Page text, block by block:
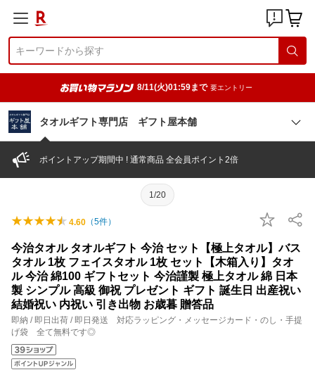
8/11(火)01:59まで 要エントリー
タオルギフト専門店 ギフト屋本舗
ポイントアップ期間中 ! 通常商品 全会員ポイント2倍
1/20
4.60 （5件）
今治タオル タオルギフト 今治 セット【極上タオル】バス
タオル 1枚 フェイスタオル 1枚 セット【木箱入り】タオ
ル 今治 綿100 ギフトセット 今治謹製 極上タオル 綿 日本
製 シンプル 高級 御祝 プレゼント ギフト 誕生日 出産祝い
結婚祝い 内祝い 引き出物 お歳暮 贈答品
即納 / 即日出荷 / 即日発送 対応ラッピング・メッセージカード・のし・手提
げ袋 全て無料です◎